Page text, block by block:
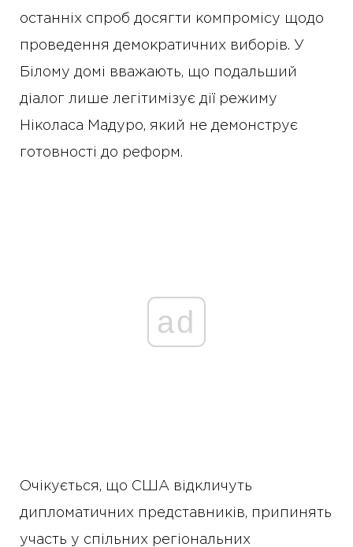
останніх спроб досягти компромісу щодо
проведення демократичних виборів. У
Білому домі вважають, що подальший
діалог лише легітимізує дії режиму
Ніколаса Мадуро, який не демонструє
готовності до реформ.
ad
Очікується, що США відкличуть
дипломатичних представників, припинять
участь у спільних регіональних